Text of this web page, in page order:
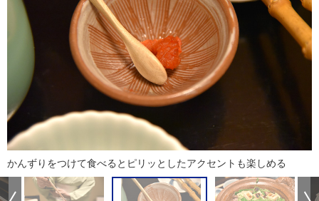
かんずりをつけて食べるとピリッとしたアクセントも楽しめる